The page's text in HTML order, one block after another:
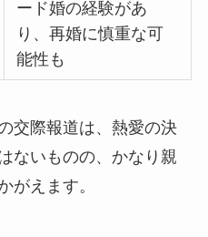
ード婚の経験があ
り、再婚に慎重な可
能性も
交際報道は、熱愛の決
ないものの、かなり親
がえます。